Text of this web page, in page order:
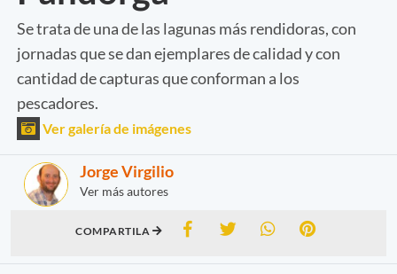
Se trata de una de las lagunas más rendidoras, con
jornadas que se dan ejemplares de calidad y con
cantidad de capturas que conforman a los
pescadores.
Ver galería de imágenes
Jorge Virgilio
Ver más autores
COMPARTILA